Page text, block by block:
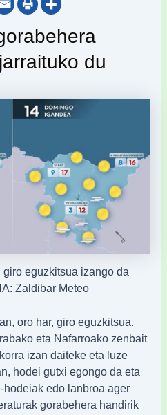
du
giro eguzkitsua izango da
Zaldibar Meteo
oro har, giro eguzkitsua.
eta Nafarroako zenbait
izan daiteke eta luze
hodei gutxi egongo da eta
hodeiak edo lanbroa ager
gorabehera handirik